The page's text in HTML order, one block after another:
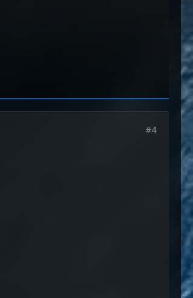
#4